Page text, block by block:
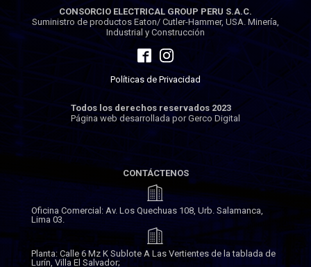
CONSORCIO ELECTRICAL GROUP PERU S.A.C.
Suministro de productos Eaton/ Cutler-Hammer, USA. Minería,
Industrial y Construcción
Políticas de Privacidad
Todos los derechos reservados 2023
Página web desarrollada por Gerco Digital
CONTÁCTENOS
Oficina Comercial: Av. Los Quechuas 108, Urb. Salamanca,
Lima 03.
Planta: Calle 6 Mz K Sublote A Las Vertientes de la tablada de
Lurín, Villa El Salvador;